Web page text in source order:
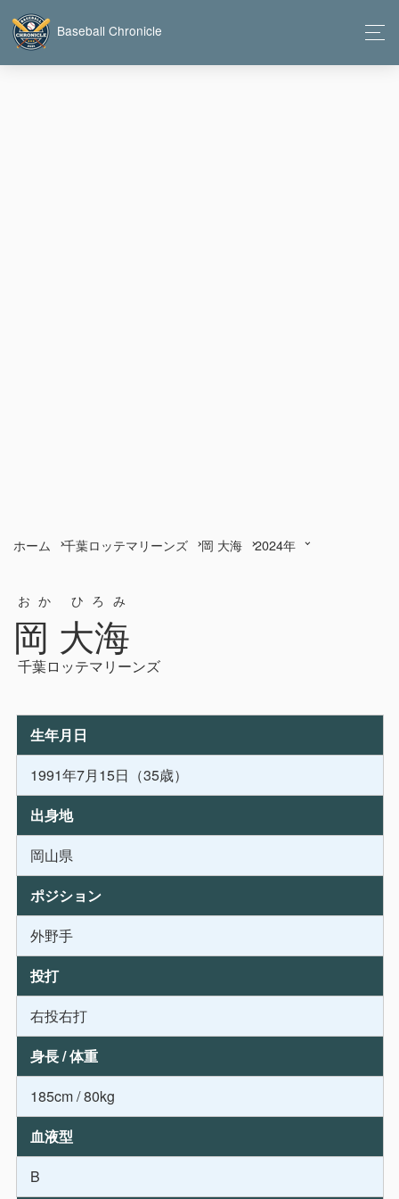
Baseball Chronicle
ホーム 千葉ロッテマリーンズ 岡 大海 2024年
岡 大海
おか ひろみ
千葉ロッテマリーンズ
生年月日
1991年7月15日（35歳）
出身地
岡山県
ポジション
外野手
投打
右投右打
身長 / 体重
185cm / 80kg
血液型
B